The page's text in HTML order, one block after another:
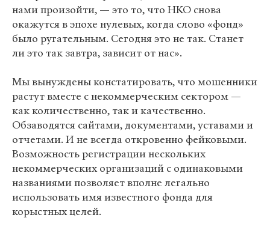
нами произойти, — это то, что НКО снова
окажутся в эпохе нулевых, когда слово «фонд»
было ругательным. Сегодня это не так. Станет
ли это так завтра, зависит от нас».
Мы вынуждены констатировать, что мошенники
растут вместе с некоммерческим сектором —
как количественно, так и качественно.
Обзаводятся сайтами, документами, уставами и
отчетами. И не всегда откровенно фейковыми.
Возможность регистрации нескольких
некоммерческих организаций с одинаковыми
названиями позволяет вполне легально
использовать имя известного фонда для
корыстных целей.